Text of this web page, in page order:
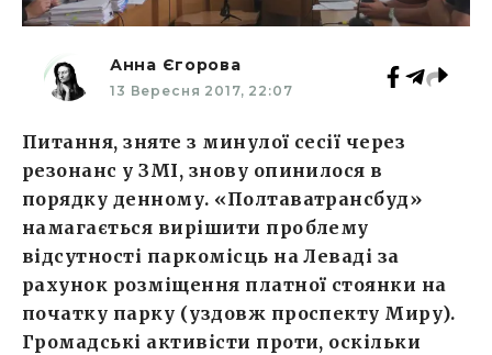
Анна Єгорова
13 Вересня 2017, 22:07
Питання, зняте з минулої сесії через
резонанс у ЗМІ, знову опинилося в
порядку денному. «Полтаватрансбуд»
намагається вирішити проблему
відсутності паркомісць на Леваді за
рахунок розміщення платної стоянки на
початку парку (уздовж проспекту Миру).
Громадські активісти проти, оскільки